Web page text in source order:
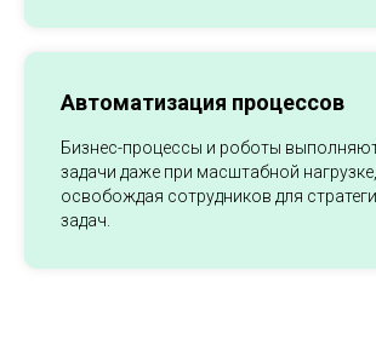
Автоматизация процессов
Бизнес-процессы и роботы
задачи даже при масштабной нагрузке,
освобождая сотрудников для
задач.